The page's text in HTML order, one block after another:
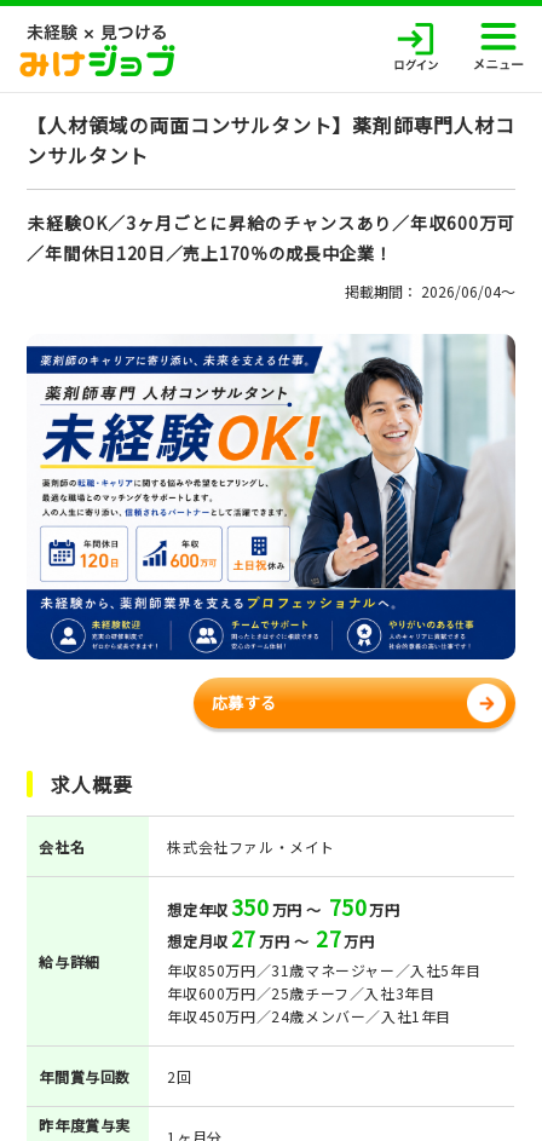
【人材領域の両面コンサルタント】薬剤師専門人材コ
ンサルタント
未経験OK／3ヶ月ごとに昇給のチャンスあり／年収600万可
／年間休日120日／売上170％の成長中企業！
掲載期間： 2026/06/04〜
応募する
求人概要
会社名 株式会社ファル・メイト
給与詳細
想定年収350万円 ～ 750万円
想定月収 27万円 ～ 27万円
年収850万円／31歳マネージャー／入社5年目
年収600万円／25歳チーフ／入社3年目
年収450万円／24歳メンバー／入社1年目
年間賞与回数 2回
昨年度賞与実
1ヶ月分